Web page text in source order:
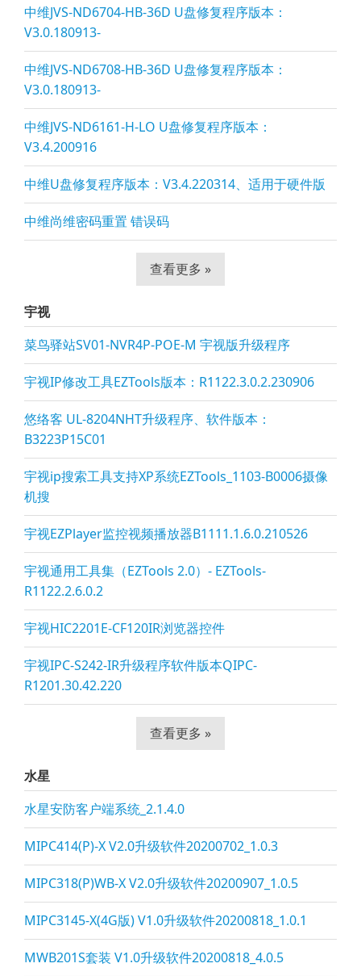
中维JVS-ND6704-HB-36D U盘修复程序版本：
V3.0.180913-
中维JVS-ND6708-HB-36D U盘修复程序版本：
V3.0.180913-
中维JVS-ND6161-H-LO U盘修复程序版本：
V3.4.200916
中维U盘修复程序版本：V3.4.220314、适用于硬件版
中维尚维密码重置 错误码
查看更多 »
宇视
菜鸟驿站SV01-NVR4P-POE-M 宇视版升级程序
宇视IP修改工具EZTools版本：R1122.3.0.2.230906
悠络客 UL-8204NHT升级程序、软件版本：
B3223P15C01
宇视ip搜索工具支持XP系统EZTools_1103-B0006摄像
机搜
宇视EZPlayer监控视频播放器B1111.1.6.0.210526
宇视通用工具集（EZTools 2.0）- EZTools-
R1122.2.6.0.2
宇视HIC2201E-CF120IR浏览器控件
宇视IPC-S242-IR升级程序软件版本QIPC-
R1201.30.42.220
查看更多 »
水星
水星安防客户端系统_2.1.4.0
MIPC414(P)-X V2.0升级软件20200702_1.0.3
MIPC318(P)WB-X V2.0升级软件20200907_1.0.5
MIPC3145-X(4G版) V1.0升级软件20200818_1.0.1
MWB201S套装 V1.0升级软件20200818_4.0.5